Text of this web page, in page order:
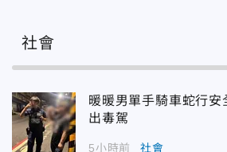
社會
暖暖男單手騎車蛇行
出毒駕
5小時前 社會